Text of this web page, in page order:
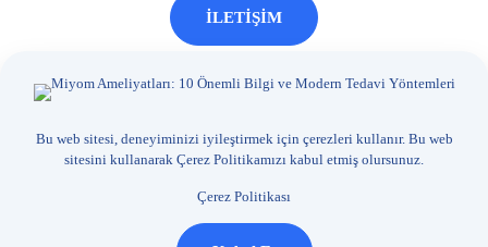
İLETİŞİM
Miyom Doktoru Prof.Dr. Hanifi Şahin
Bu web sitesi, deneyiminizi iyileştirmek için çerezleri kullanır. Bu web
sitesini kullanarak Çerez Politikamızı kabul etmiş olursunuz.
Çerez Politikası